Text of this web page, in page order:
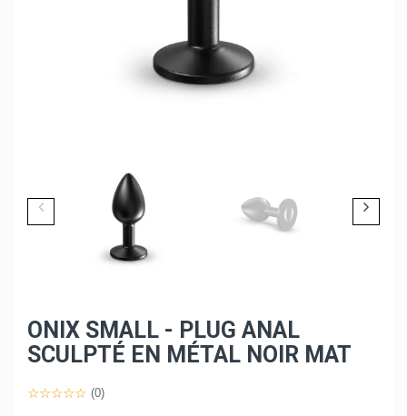
ONIX SMALL - PLUG ANAL
SCULPTÉ EN MÉTAL NOIR MAT
(0)